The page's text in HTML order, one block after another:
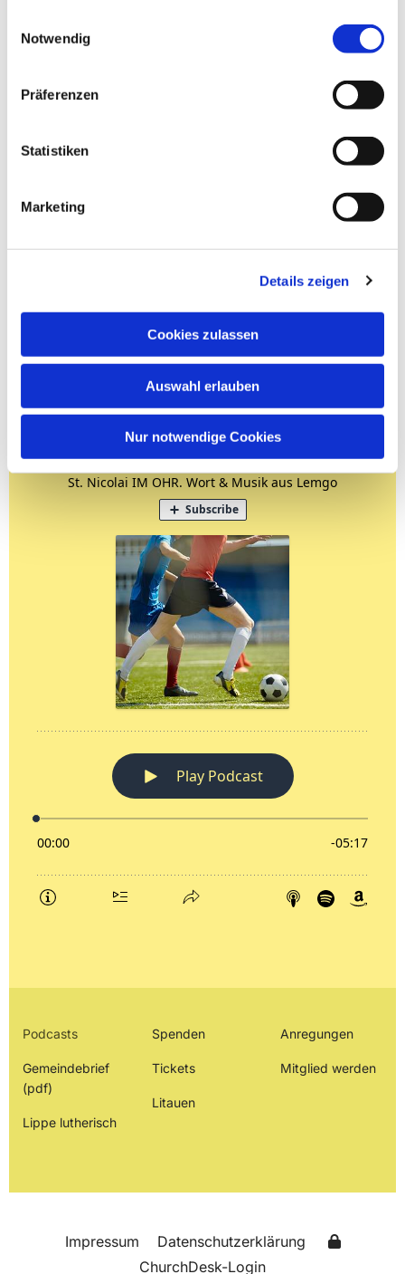
Notwendig
Präferenzen
Statistiken
Marketing
Details zeigen
Cookies zulassen
Auswahl erlauben
Nur notwendige Cookies
Podcasts
Gemeindebrief
(pdf)
Lippe lutherisch
Spenden
Tickets
Litauen
Anregungen
Mitglied werden
Impressum
Datenschutzerklärung
ChurchDesk-Login